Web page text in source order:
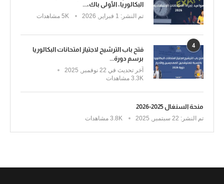
البكالوريا، الأولى باك،...
تم النشر: 5K مشاهدات
4
فتح باب الترشيح لاجتياز امتحانات البكالوريا
برسم دورة...
آخر تحديث في
3.3K مشاهدات
منحة السنغال 2025-2026
تم النشر: 3.8K مشاهدات